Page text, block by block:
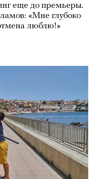
еще до премьеры.
«Мне глубоко
люблю!»